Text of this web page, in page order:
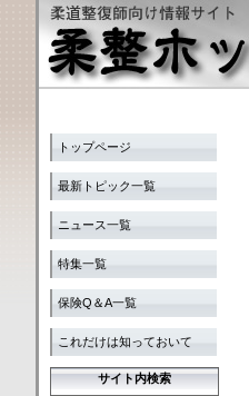
トップページ
最新トピック一覧
ニュース一覧
特集一覧
保険Q＆A一覧
これだけは知っておいて
サイト内検索